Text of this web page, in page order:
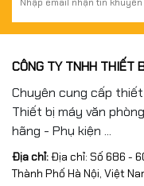
CÔNG TY TNHH THIẾT
Chuyên cung cấp
Thiết bị máy văn
hãng - Phụ kiện ...
Địa chỉ:Địa chỉ: Số 686 -
Thành Phố Hà Nội, Việt